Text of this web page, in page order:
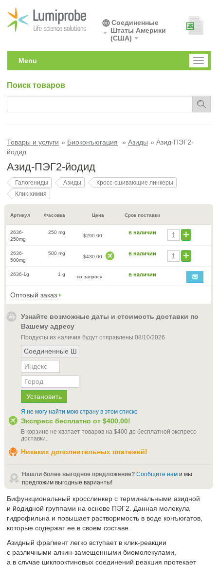
Соединенные
Штаты Америки
(США)
Toggle
Menu
Поиск товаров
Товары и услуги Биоконъюгация Азиды
Азид-ПЭГ2-
йодид
Азид-ПЭГ2-йодид
Галогениды Азиды
Кросс-сшивающие линкеры
Клик-химия
Артикул Фасовка Цена Срок поставки
2636-
250mg
250 mg
$290.00
в наличии
2636-
500mg
500 mg
$430.00
в наличии
2636-1g 1 g по запросу в наличии
Оптовый заказ
Узнайте возможные даты и стоимость доставки по
Вашему адресу
Продукты из наличия будут отправлены 08/10/2026
Я не могу найти мою страну в этом списке
Экспресс бесплатно от $400.00!
В корзине не хватает товаров на $400 до бесплатной экспресс-
доставки
Никаких дополнительных платежей!
Нашли более выгодное предложение? Сообщите нам и мы
предложим выгодные варианты!
Бифункциональный кросслинкер с терминальными азидной
и йодидной группами на основе ПЭГ2. Данная молекула
гидрофильна и повышает растворимость в воде конъюгатов,
которые содержат ее в своем составе.
Азидный фрагмент легко вступает в клик-реакции
с различными алкин-замещенными биомолекулами,
а в случае циклооктиновых соединений реакция протекает